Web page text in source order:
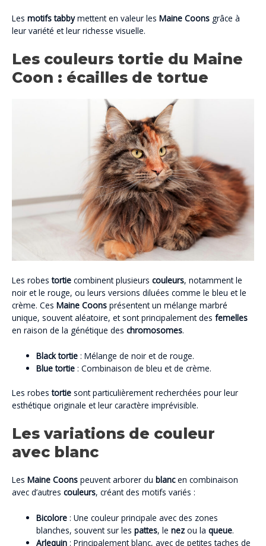
Les motifs tabbymettent en valeur les Maine Coons grâce à
leur variété et leur richesse visuelle.
Les couleurs tortie du Maine
Coon : écailles de tortue
Les robestortie combinent plusieurs couleurs, notamment le
noir et le rouge, ou leurs versions diluées comme le bleu et le
crème. Ces Maine Coons présentent un mélange marbré
unique, souvent aléatoire, et sont principalement des femelles
en raison de la génétique des chromosomes.
Black tortie : Mélange de noir et de rouge.
Blue tortie : Combinaison de bleu et de crème.
Les robestortie sont particulièrement recherchées pour leur
esthétique originale et leur caractère imprévisible.
Les variations de couleur
avec blanc
Les Maine Coons peuvent arborer du blancen combinaison
avec d’autres couleurs, créant des motifs variés :
Bicolore : Une couleur principale avec des zones
blanches, souvent sur lespattes, lenezou laqueue.
Arlequin : Principalement blanc, avec de petites taches de